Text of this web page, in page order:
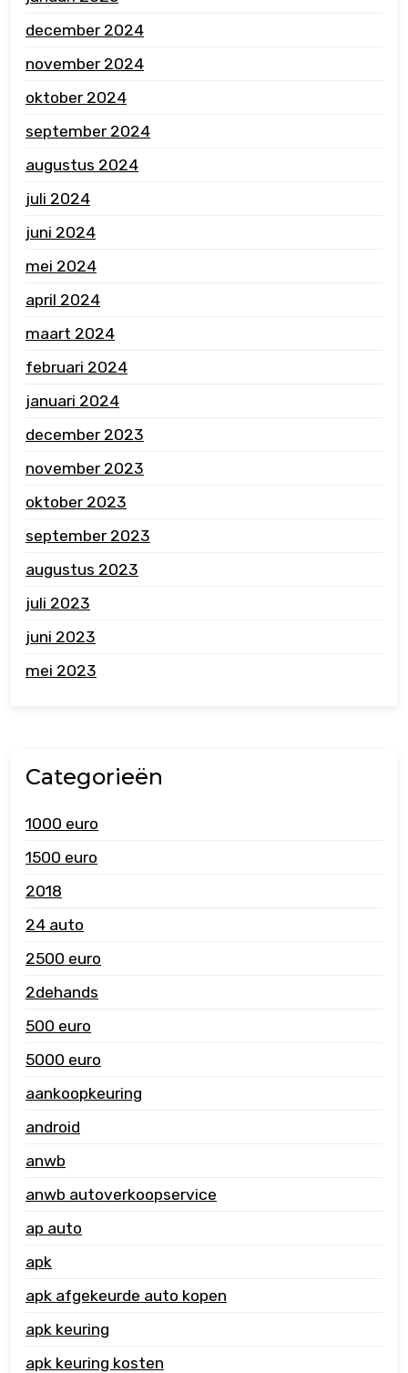
december 2024
november 2024
oktober 2024
september 2024
augustus 2024
juli 2024
juni 2024
mei 2024
april 2024
maart 2024
februari 2024
januari 2024
december 2023
november 2023
oktober 2023
september 2023
augustus 2023
juli 2023
juni 2023
mei 2023
Categorieën
1000 euro
1500 euro
2018
24 auto
2500 euro
2dehands
500 euro
5000 euro
aankoopkeuring
android
anwb
anwb autoverkoopservice
ap auto
apk
apk afgekeurde auto kopen
apk keuring
apk keuring kosten